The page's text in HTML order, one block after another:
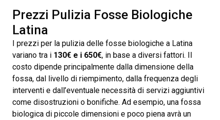
Prezzi Pulizia Fosse Biologiche
Latina
I prezzi per la pulizia delle fosse biologiche a Latina
variano tra i 130€ e i 650€, in base a diversi fattori. Il
costo dipende principalmente dalla dimensione della
fossa, dal livello di riempimento, dalla frequenza degli
interventi e dall’eventuale necessità di servizi aggiuntivi
come disostruzioni o bonifiche. Ad esempio, una fossa
biologica di piccole dimensioni e poco piena avrà un